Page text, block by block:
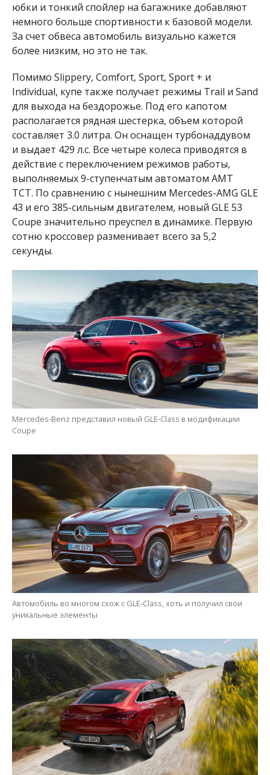
юбки и тонкий спойлер на багажнике добавляют
немного больше спортивности к базовой модели.
За счет обвеса автомобиль визуально кажется
более низким, но это не так.
Помимо Slippery, Comfort, Sport, Sport + и
Individual, купе также получает режимы Trail и Sand
для выхода на бездорожье. Под его капотом
располагается рядная шестерка, объем которой
составляет 3.0 литра. Он оснащен турбонаддувом
и выдает 429 л.с. Все четыре колеса приводятся в
действие с переключением режимов работы,
выполняемых 9-ступенчатым автоматом AMT
TCT. По сравнению с нынешним Mercedes-AMG GLE
43 и его 385-сильным двигателем, новый GLE 53
Coupe значительно преуспел в динамике. Первую
сотню кроссовер разменивает всего за 5,2
секунды.
Mercedes-Benz представил новый GLE-Class в модификации
Coupe
Автомобиль во многом схож с GLE-Class, хоть и получил свои
уникальные элементы